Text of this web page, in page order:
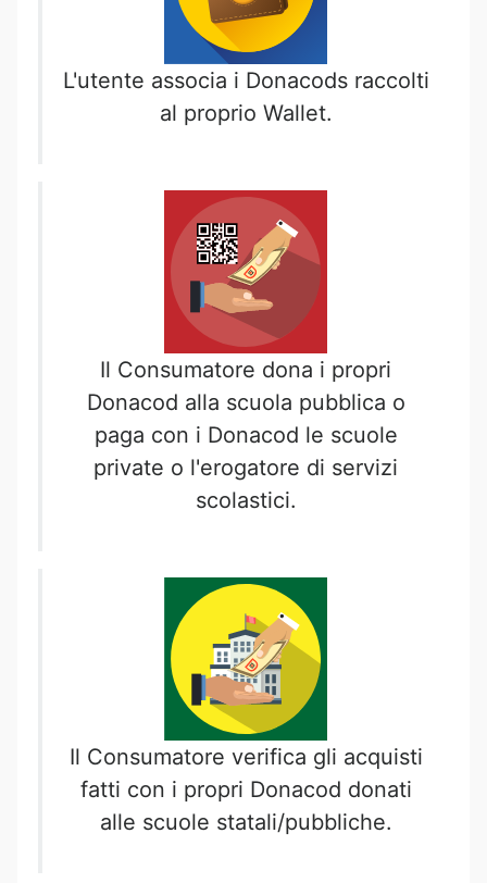
L'utente associa i Donacods raccolti
al proprio Wallet.
Il Consumatore dona i propri
Donacod alla scuola pubblica o
paga con i Donacod le scuole
private o l'erogatore di servizi
scolastici.
Il Consumatore verifica gli acquisti
fatti con i propri Donacod donati
alle scuole statali/pubbliche.